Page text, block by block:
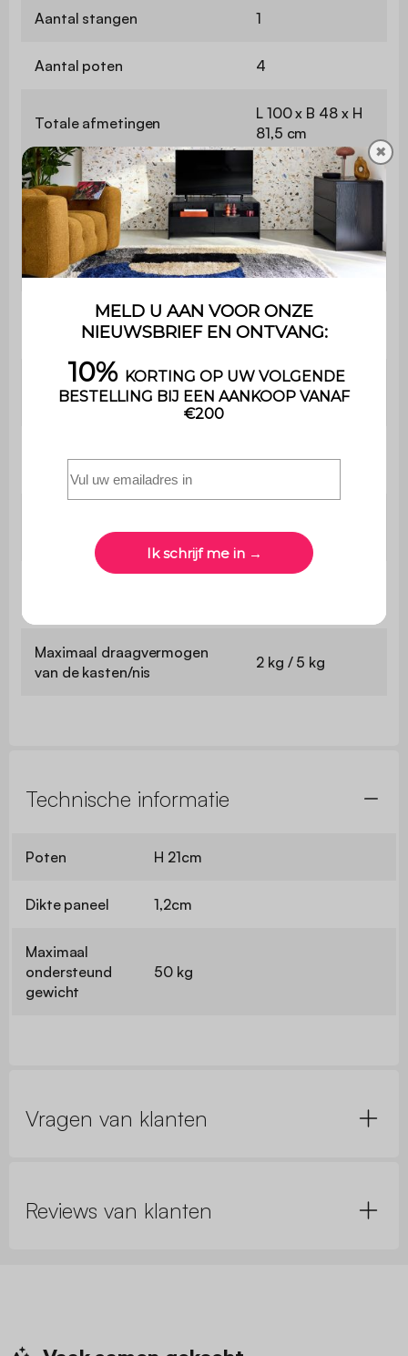
Aantal stangen 1
Aantal poten 4
Totale afmetingen
L 100 x B 48 x H
81,5 cm
Plateau linksboven
L 64,4 x B 46,5
cm
Vak rechtsboven
L 35 x B 43,5 x H
20,2 cm
L 61,4 x B 46,5 x
H 16,5 cm
Vakken linksonder
L 14,4 x B 46,5 x
H 37,4 cm
Vak rechtsonder
draagvermogen
Maximaal draagvermogen
van de kasten/nis
2 kg / 5 kg
Technische informatie
Poten H 21cm
Dikte paneel 1,2cm
Maximaal
ondersteund
gewicht
50 kg
Vragen van klanten
Reviews van klanten
✖